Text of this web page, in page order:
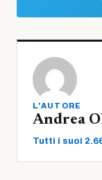
L'AUTORE
Andrea
Tutti i suoi